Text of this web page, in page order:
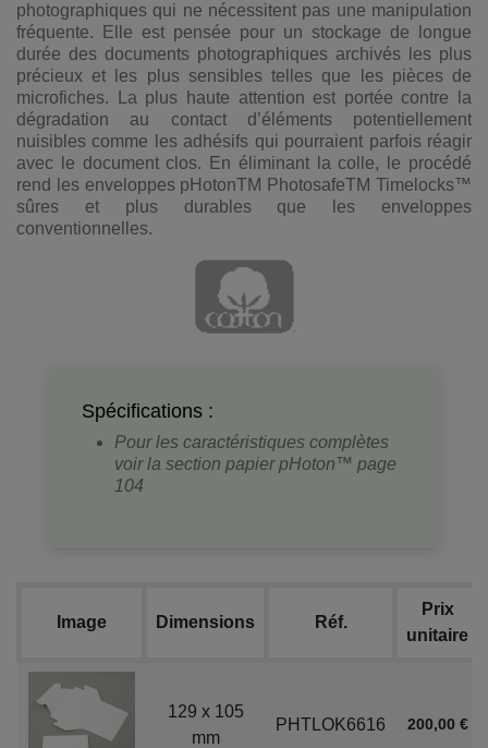
photographiques qui ne nécessitent pas une manipulation
fréquente. Elle est pensée pour un stockage de longue
durée des documents photographiques archivés les plus
précieux et les plus sensibles telles que les pièces de
microfiches. La plus haute attention est portée contre la
dégradation au contact d’éléments potentiellement
nuisibles comme les adhésifs qui pourraient parfois réagir
avec le document clos. En éliminant la colle, le procédé
rend les enveloppes pHotonTM PhotosafeTM Timelocks™
sûres et plus durables que les enveloppes
conventionnelles.
Spécifications :
Pour les caractéristiques complètes
voir la section papier pHoton™ page
104
Image Dimensions Réf.
Prix
unitaire
129 x 105
mm
PHTLOK6616 200,00 €